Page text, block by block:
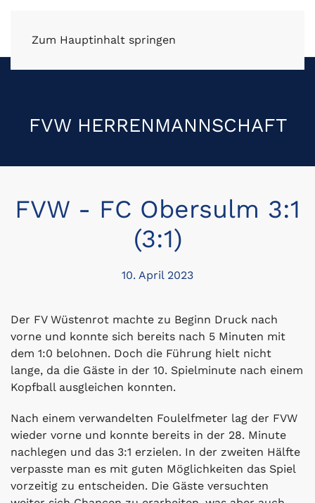
Zum Hauptinhalt springen
FVW HERRENMANNSCHAFT
FVW - FC Obersulm 3:1
(3:1)
10. April 2023
Der FV Wüstenrot machte zu Beginn Druck nach
vorne und konnte sich bereits nach 5 Minuten mit
dem 1:0 belohnen. Doch die Führung hielt nicht
lange, da die Gäste in der 10. Spielminute nach einem
Kopfball ausgleichen konnten.
Nach einem verwandelten Foulelfmeter lag der FVW
wieder vorne und konnte bereits in der 28. Minute
nachlegen und das 3:1 erzielen. In der zweiten Hälfte
verpasste man es mit guten Möglichkeiten das Spiel
vorzeitig zu entscheiden. Die Gäste versuchten